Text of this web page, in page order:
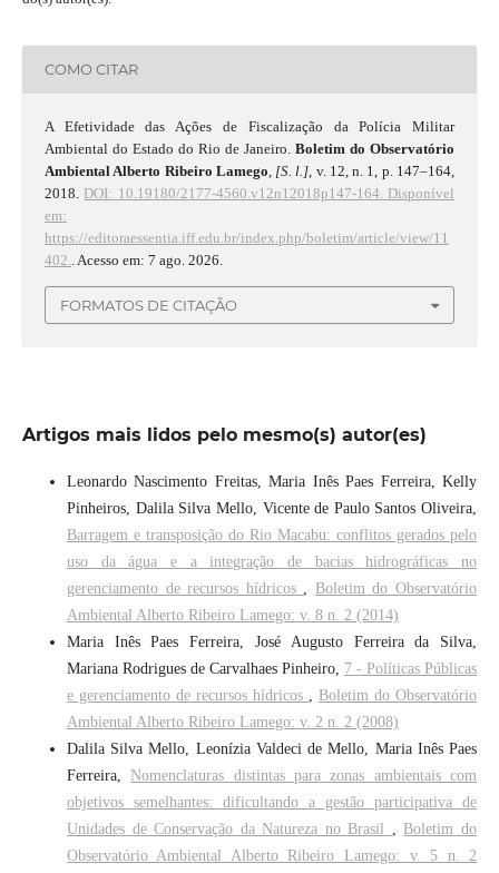
COMO CITAR
A Efetividade das Ações de Fiscalização da Polícia Militar
Ambiental do Estado do Rio de Janeiro.Boletim do Observatório
Ambiental Alberto Ribeiro Lamego [S. l.] , v. 12, n. 1, p. 147–164,
2018. DOI: 10.19180/2177-4560.v12n12018p147-164. Disponível
em:
https://editoraessentia.iff.edu.br/index.php/boletim/article/view/11
402.
. Acesso em: 7 ago. 2026.
FORMATOS DE CITAÇÃO
Artigos mais lidos pelo mesmo(s) autor(es)
Leonardo Nascimento Freitas, Maria Inês Paes Ferreira, Kelly
Pinheiros, Dalila Silva Mello, Vicente de Paulo Santos Oliveira,
Barragem e transposição do Rio Macabu: conflitos gerados pelo
uso da água e a integração de bacias hidrográficas no
gerenciamento de recursos hídricos , Boletim do Observatório
Ambiental Alberto Ribeiro Lamego: v. 8 n. 2 (2014)
Maria Inês Paes Ferreira, José Augusto Ferreira da Silva,
Mariana Rodrigues de Carvalhaes Pinheiro, 7 - Políticas Públicas
e gerenciamento de recursos hídricos , Boletim do Observatório
Ambiental Alberto Ribeiro Lamego: v. 2 n. 2 (2008)
Dalila Silva Mello, Leonízia Valdeci de Mello, Maria Inês Paes
Ferreira, Nomenclaturas distintas para zonas ambientais com
objetivos semelhantes: dificultando a gestão participativa de
Unidades de Conservação da Natureza no Brasil , Boletim do
Observatório Ambiental Alberto Ribeiro Lamego: v. 5 n. 2